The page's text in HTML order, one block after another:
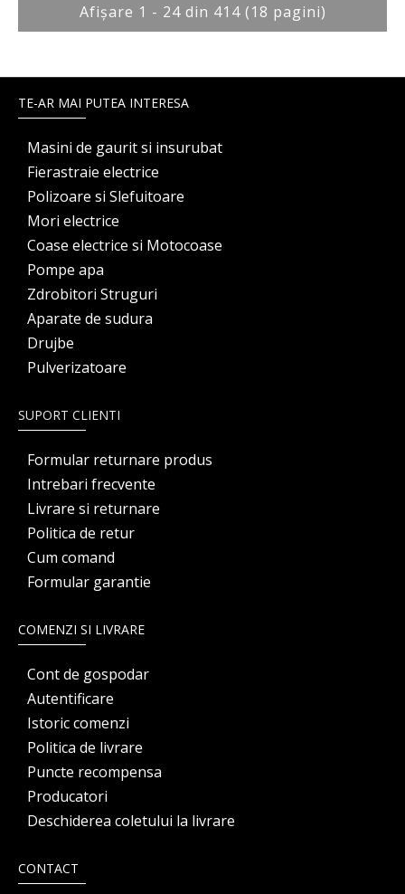
Afişare 1 - 24 din 414 (18 pagini)
TE-AR MAI PUTEA INTERESA
Masini de gaurit si insurubat
Fierastraie electrice
Polizoare si Slefuitoare
Mori electrice
Coase electrice si Motocoase
Pompe apa
Zdrobitori Struguri
Aparate de sudura
Drujbe
Pulverizatoare
SUPORT CLIENTI
Formular returnare produs
Intrebari frecvente
Livrare si returnare
Politica de retur
Cum comand
Formular garantie
COMENZI SI LIVRARE
Cont de gospodar
Autentificare
Istoric comenzi
Politica de livrare
Puncte recompensa
Producatori
Deschiderea coletului la livrare
CONTACT